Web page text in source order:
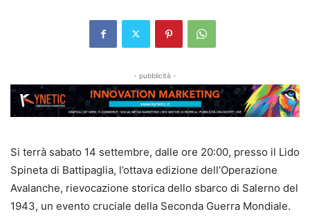
- pubblicità -
Si terrà sabato 14 settembre, dalle ore 20:00, presso il Lido
Spineta di Battipaglia, l’ottava edizione dell’Operazione
Avalanche, rievocazione storica dello sbarco di Salerno del
1943, un evento cruciale della Seconda Guerra Mondiale.